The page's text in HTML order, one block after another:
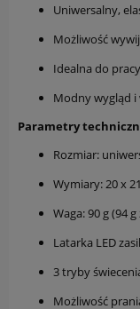
Uniwersalny,
Możliwość
Idealna do
Modny wygląd
Parametry
Rozmiar:
Wymiary: 20 x
Waga: 90 g (94
Latarka LED
3 tryby
Możliwość